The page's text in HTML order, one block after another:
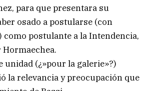
para que presentara su
osado a postularse (con
como postulante a la Intendencia,
Hormaechea.
unidad (¿»pour la galerie»?)
la relevancia y preocupación que